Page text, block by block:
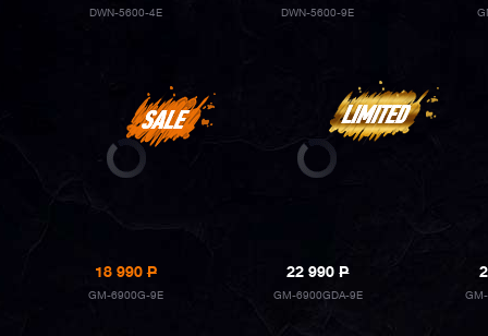
DWN-5600-4E DWN-5600-9E
18 990P
GM-6900G-9E
22 990P
GM-6900GDA-9E